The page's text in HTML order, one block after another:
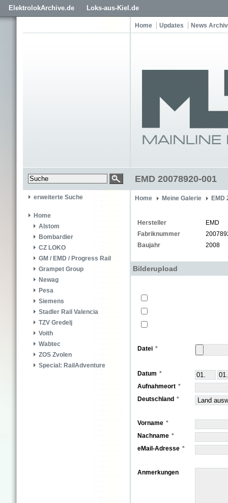
ElektrolokArchive.de Loks-aus-Kiel.de
Home Updates News Archiv
EMD 20078920-001
erweiterte Suche
Home
Alstom
Bombardier
CZ LOKO
GM / EMD / Progress Rail
Grampet Group
Newag
Pesa
Siemens
Stadler Rail Valencia
TZV Gredelj
Voith
Wabtec
ZOS Zvolen
Special: RailAdventure
Home Meine Galerie EMD
Hersteller
EMD
Fabriknummer
Baujahr
2008
Bilderupload
Datei
Datum
Aufnahmeort
Deutschland
Vorname
Nachname
eMail-Adresse
Anmerkungen